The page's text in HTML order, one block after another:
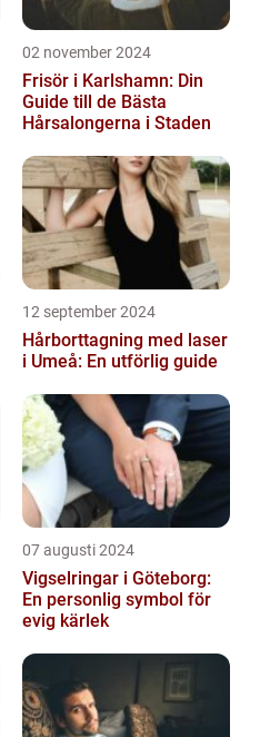
02 november 2024
Frisör i Karlshamn: Din
Guide till de Bästa
Hårsalongerna i Staden
12 september 2024
Hårborttagning med laser
i Umeå: En utförlig guide
07 augusti 2024
Vigselringar i Göteborg:
En personlig symbol för
evig kärlek